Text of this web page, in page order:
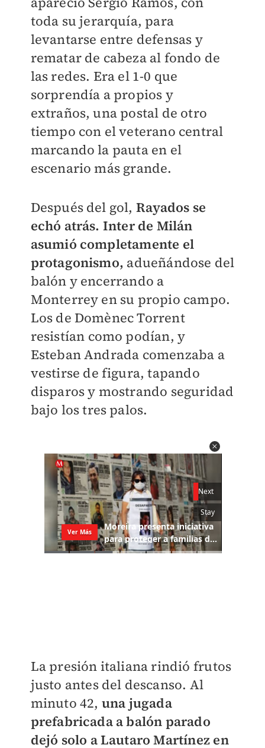
toda su jerarquía, para
levantarse entre defensas y
rematar de cabeza al fondo de
las redes. Era el 1-0 que
sorprendía a propios y
extraños, una postal de otro
tiempo con el veterano central
marcando la pauta en el
escenario más grande.
Después del gol, Rayados se
echó atrás. Inter de Milán
asumió completamente el
protagonismo, adueñándose del
balón y encerrando a
Monterrey en su propio campo.
Los de Domènec Torrent
resistían como podían, y
Esteban Andrada comenzaba a
vestirse de figura, tapando
disparos y mostrando seguridad
bajo los tres palos.
La presión italiana rindió frutos
justo antes del descanso. Al
minuto 42, una jugada
prefabricada a balón parado
dejó solo a Lautaro Martínez en